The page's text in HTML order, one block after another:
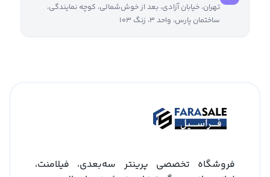
تهران، خیابان آزادی، بعد از خوش‌شمالی، کوچه نمایندگی،
ساختمان پارس، واحد ۳، زنگ ۱۰۳
فروشگاه تخصصی پرینتر سه‌بعدی، فیلامنت،